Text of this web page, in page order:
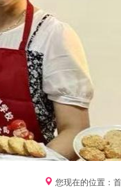
您现在的位置：